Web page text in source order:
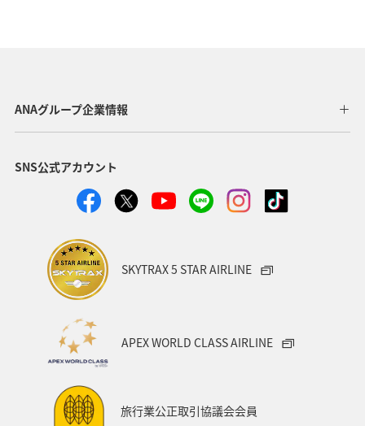
ANAグループ企業情報
SNS公式アカウント
SKYTRAX 5 STAR AIRLINE
APEX WORLD CLASS AIRLINE
旅行業公正取引協議会会員